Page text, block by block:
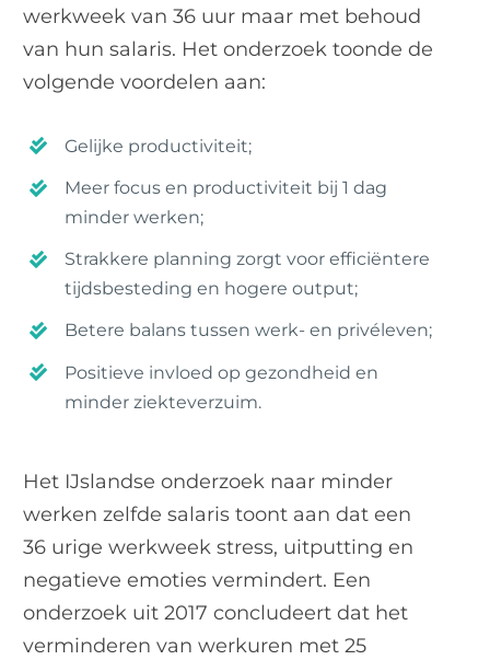
werkweek van 36 uur maar met behoud
van hun salaris. Het onderzoek toonde de
volgende voordelen aan:
Gelijke productiviteit;
Meer focus en productiviteit bij 1 dag
minder werken;
Strakkere planning zorgt voor efficiëntere
tijdsbesteding en hogere output;
Betere balans tussen werk- en privéleven;
Positieve invloed op gezondheid en
minder ziekteverzuim.
Het IJslandse onderzoek naar minder
werken zelfde salaris toont aan dat een
36 urige werkweek stress, uitputting en
negatieve emoties vermindert. Een
onderzoek uit 2017 concludeert dat het
verminderen van werkuren met 25